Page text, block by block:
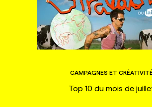
CAMPAGNES ET
Top 10 du mois de